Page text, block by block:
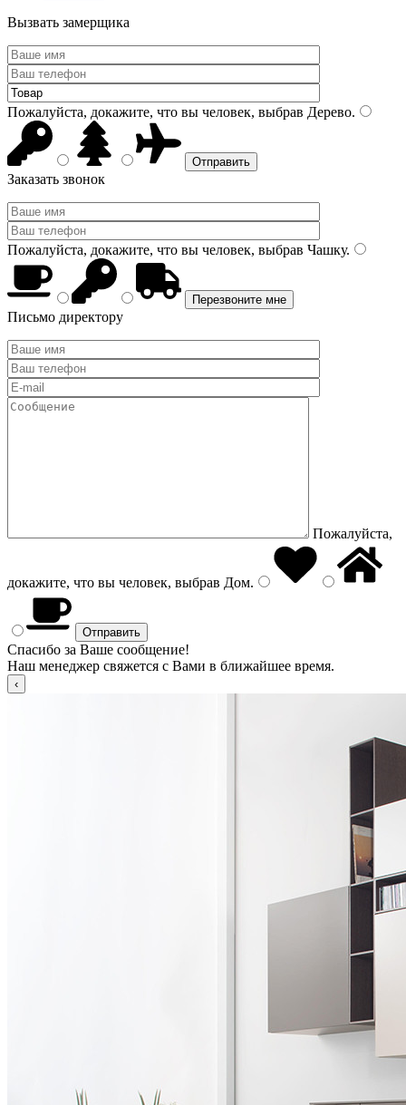
Вызвать замерщика
Пожалуйста, докажите, что вы человек, выбрав Дерево.
Заказать звонок
Пожалуйста, докажите, что вы человек, выбрав Чашку.
Письмо директору
Пожалуйста,
докажите, что вы человек, выбрав Дом.
Спасибо за Ваше сообщение!
Наш менеджер свяжется с Вами в ближайшее время.